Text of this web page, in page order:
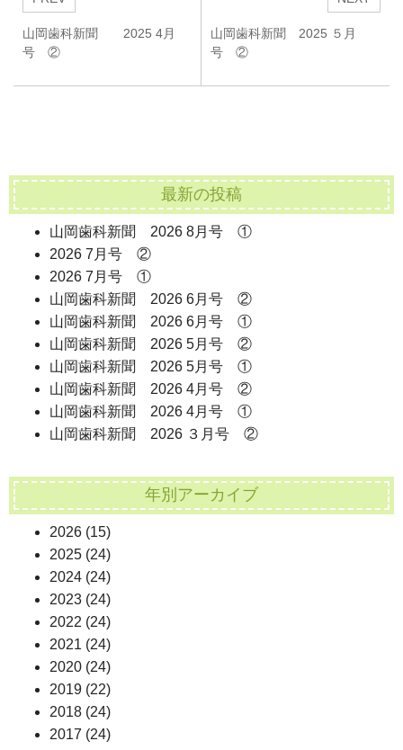
山岡歯科新聞 2025 4月
号 ②
山岡歯科新聞 2025 ５月
号 ②
最新の投稿
山岡歯科新聞 2026 8月号 ①
2026 7月号 ②
2026 7月号 ①
山岡歯科新聞 2026 6月号 ②
山岡歯科新聞 2026 6月号 ①
山岡歯科新聞 2026 5月号 ②
山岡歯科新聞 2026 5月号 ①
山岡歯科新聞 2026 4月号 ②
山岡歯科新聞 2026 4月号 ①
山岡歯科新聞 2026 ３月号 ②
年別アーカイブ
2026 (15)
2025 (24)
2024 (24)
2023 (24)
2022 (24)
2021 (24)
2020 (24)
2019 (22)
2018 (24)
2017 (24)